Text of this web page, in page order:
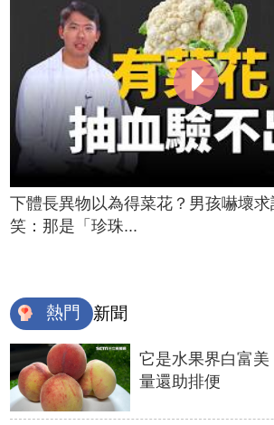
下體長異物以為得菜花？男孩嚇壞
笑：那是「珍珠...
熱門 新聞
它是水果界白富
量還助排便